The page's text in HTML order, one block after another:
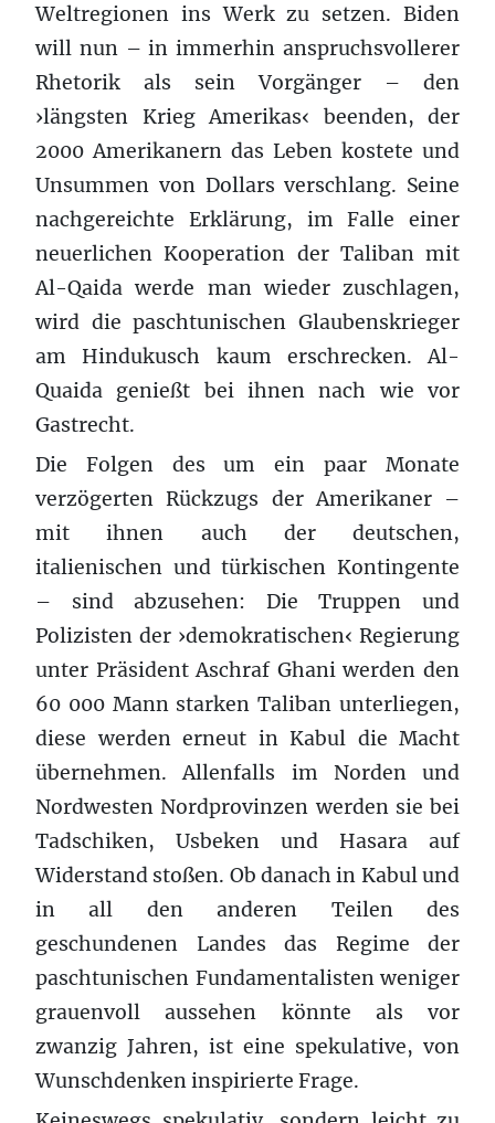
Weltregionen ins Werk zu setzen. Biden
will nun – in immerhin anspruchsvollerer
Rhetorik als sein Vorgänger – den
›längsten Krieg Amerikas‹ beenden, der
2000 Amerikanern das Leben kostete und
Unsummen von Dollars verschlang. Seine
nachgereichte Erklärung, im Falle einer
neuerlichen Kooperation der Taliban mit
Al-Qaida werde man wieder zuschlagen,
wird die paschtunischen Glaubenskrieger
am Hindukusch kaum erschrecken. Al-
Quaida genießt bei ihnen nach wie vor
Gastrecht.
Die Folgen des um ein paar Monate
verzögerten Rückzugs der Amerikaner –
mit ihnen auch der deutschen,
italienischen und türkischen Kontingente
– sind abzusehen: Die Truppen und
Polizisten der ›demokratischen‹ Regierung
unter Präsident Aschraf Ghani werden den
60 000 Mann starken Taliban unterliegen,
diese werden erneut in Kabul die Macht
übernehmen. Allenfalls im Norden und
Nordwesten Nordprovinzen werden sie bei
Tadschiken, Usbeken und Hasara auf
Widerstand stoßen. Ob danach in Kabul und
in all den anderen Teilen des
geschundenen Landes das Regime der
paschtunischen Fundamentalisten weniger
grauenvoll aussehen könnte als vor
zwanzig Jahren, ist eine spekulative, von
Wunschdenken inspirierte Frage.